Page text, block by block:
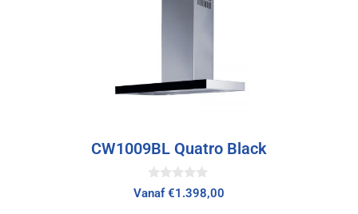
CW1009BL Quatro Black
0
v
Vanaf€1.398,00